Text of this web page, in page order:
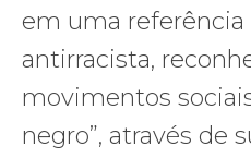
em uma referência
antirracista,
movimentos
negro”, através de